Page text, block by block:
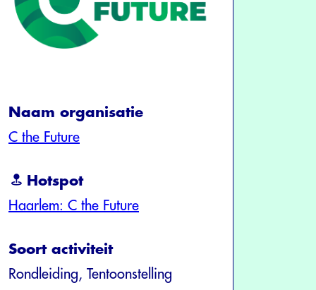
Naam organisatie
C the Future
Hotspot
Haarlem: C the Future
Soort activiteit
Rondleiding, Tentoonstelling